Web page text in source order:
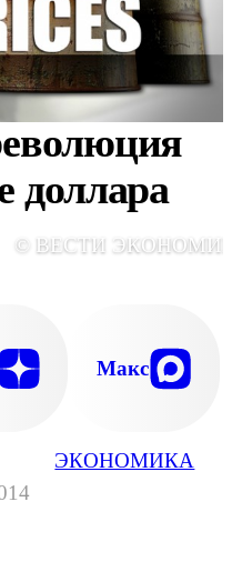
ЭКОНОМИКА
доллара
© ВЕСТИ
Макс